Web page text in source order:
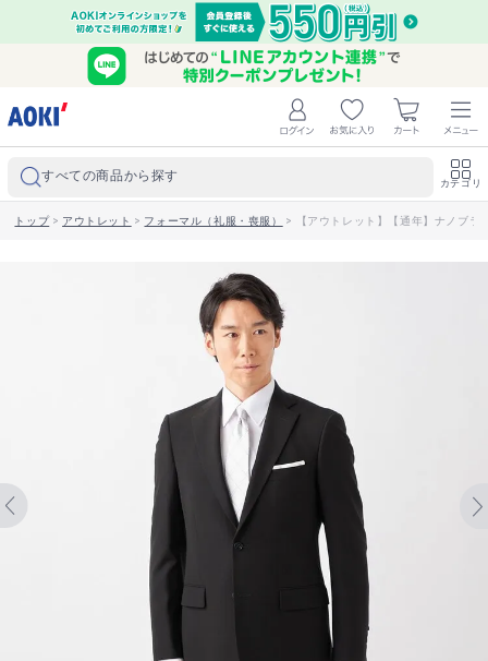
すべての商品から探す カテゴリ
トップ> アウトレット > フォーマル（礼服・喪服） > 【アウトレット】【通年】ナノブ